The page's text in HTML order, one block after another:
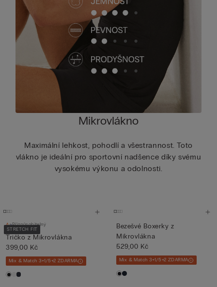
Mikrovlákno
Maximální lehkost, pohodlí a všestrannost. Toto
vlákno je ideální pro sportovní nadšence díky svému
vysokému výkonu a odolnosti.
STRETCH FIT
Přizpůsobitelný
Tričko z Mikrovlákna
399,00 Kč
Mix & Match 3+1/5+2 ZDARMA
Bezešvé Boxerky z
Mikrovlákna
529,00 Kč
Mix & Match 3+1/5+2 ZDARMA